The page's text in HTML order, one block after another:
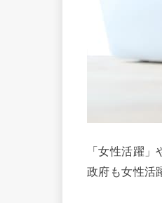
「女性活躍
政府も女性活